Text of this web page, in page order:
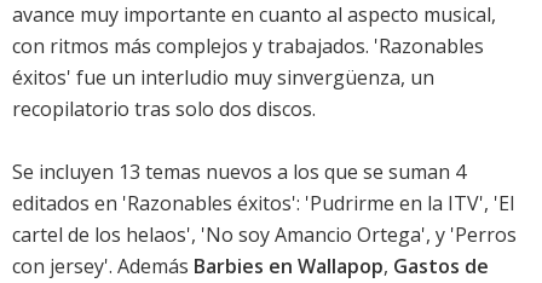
avance muy importante en cuanto al aspecto musical,
con ritmos más complejos y trabajados. 'Razonables
éxitos' fue un interludio muy sinvergüenza, un
recopilatorio tras solo dos discos.
Se incluyen 13 temas nuevos a los que se suman 4
editados en 'Razonables éxitos': 'Pudrirme en la ITV', 'El
cartel de los helaos', 'No soy Amancio Ortega', y 'Perros
con jersey'. Además Barbies en Wallapop, Gastos de